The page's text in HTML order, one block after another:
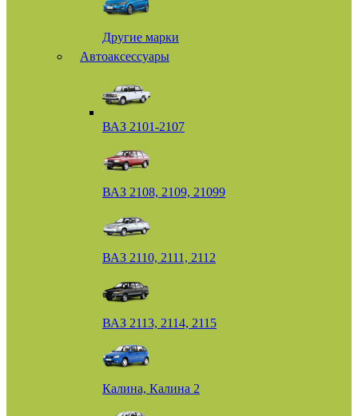
Другие марки
Автоаксессуары
ВАЗ 2101-2107
ВАЗ 2108, 2109, 21099
ВАЗ 2110, 2111, 2112
ВАЗ 2113, 2114, 2115
Калина, Калина 2